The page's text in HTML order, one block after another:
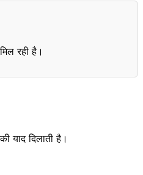
रही है।
याद दिलाती है।